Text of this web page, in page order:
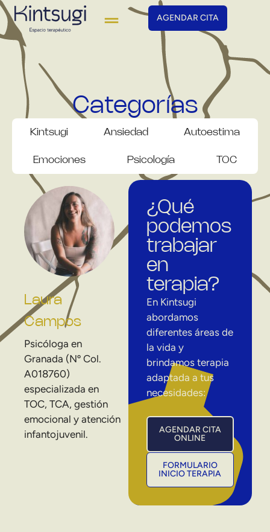
AGENDAR CITA
Categorías
Kintsugi Ansiedad Autoestima
Emociones Psicología TOC
Laura
Campos
Psicóloga en
Granada (Nº Col.
A018760)
especializada en
TOC, TCA, gestión
emocional y atención
infantojuvenil.
¿Qué
podemos
trabajar
en
terapia?
En Kintsugi
abordamos
diferentes áreas de
la vida y
brindamos terapia
adaptada a tus
necesidades:
AGENDAR CITA
ONLINE
FORMULARIO
INICIO TERAPIA